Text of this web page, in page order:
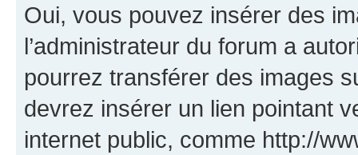
Oui, vous pouvez insérer des
l’administrateur du forum a
pourrez transférer des images
devrez insérer un lien pointant
internet public, comme http://